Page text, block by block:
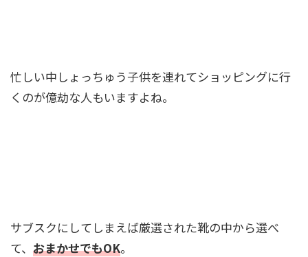
忙しい中しょっちゅう子供を連れてショッピングに行
くのが億劫な人もいますよね。
サブスクにしてしまえば厳選された靴の中から選べ
て、 おまかせでもOK。